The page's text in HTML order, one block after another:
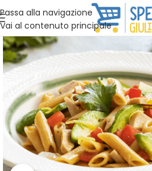
Passa alla navigazione
Vai al contenuto principale
Vuoi assistenza?Clicca qui